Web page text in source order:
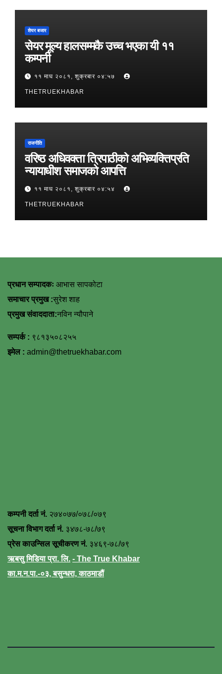
शेयर बजार
सेयर मूल्य हालसम्मकै उच्च भएका यी ११
कम्पनी
११ माघ २०८१, शुक्रबार ०४:५७
THETRUEKHABAR
राजनीति
वरिष्ठ अधिवक्ता त्रिपाठीको अभिव्यक्तिप्रति
न्यायाधीश समाजको आपत्ति
११ माघ २०८१, शुक्रबार ०४:५४
THETRUEKHABAR
प्रधान सम्पादकः आभास सापकोटा
समाचार प्रमुख :सुरेश शाह
प्रमुख संवाददाता:नविन न्यौपाने
सम्पर्क : ९८१३५०८२५५
इमेल : admin@thetruekhabar.com
कम्पनी दर्ता नं. २७४०७७/०७८/०७९
सूचना विभाग दर्ता नं. ३४७८-७८/७९
प्रेस काउन्सिल सूचीकरण नं. ३४६९-७८/७९
ऋबसु मिडिया प्रा. लि. - The True Khabar
का.म.न.पा.-०३, बसुन्धरा, काठमाडौं